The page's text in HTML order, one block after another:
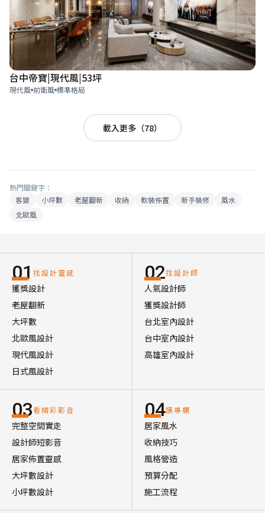
台中帝寶|現代風|53坪
現代風 前衛風 標準格局
載入更多（78）
熱門關鍵字：
客變
小坪數 老屋翻新 收納 軟裝佈置 新手裝修
風水
北歐風
01 找設計靈感
獲獎設計
老屋翻新
大坪數
北歐風設計
現代風設計
日式風設計
02找設計師
人氣設計師
獲獎設計師
台北室內設計
台中室內設計
高雄室內設計
03看精彩影音
完整空間實走
設計師短影音
居家佈置靈感
大坪數設計
小坪數設計
04讀專欄
居家風水
收納技巧
風格營造
預算分配
施工流程